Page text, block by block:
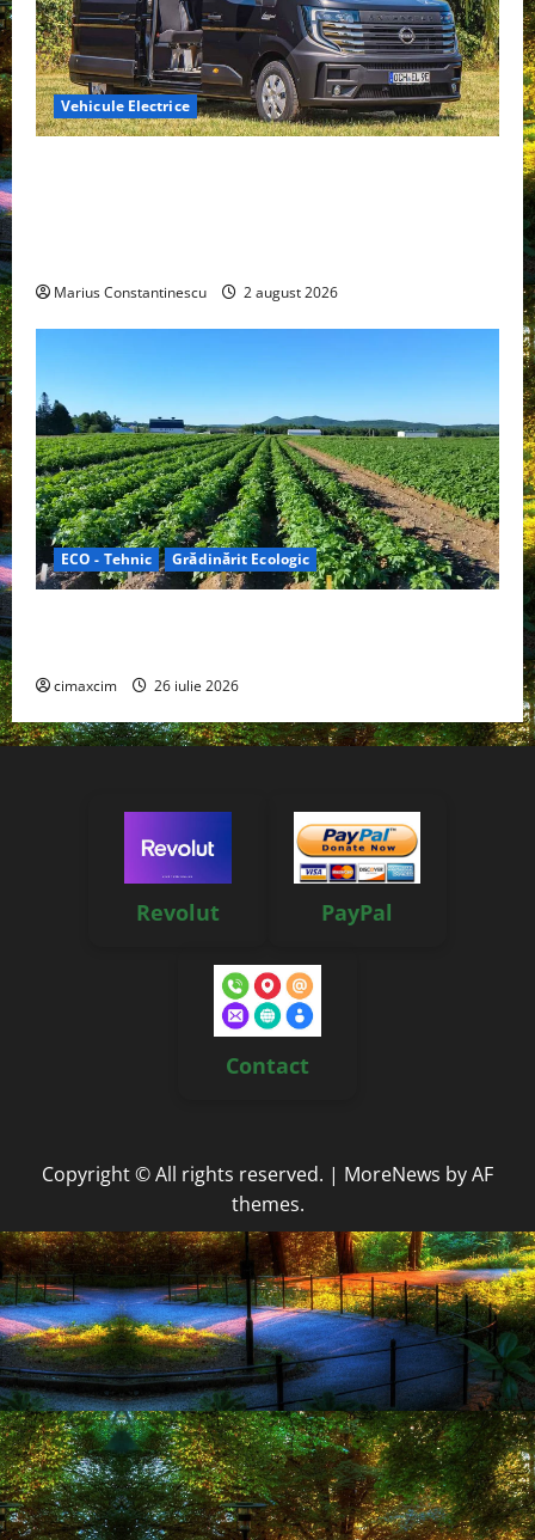
Vehicule Electrice
Marius Constantinescu 2 august 2026
ECO - Tehnic Grădinărit Ecologic
cimaxcim 26 iulie 2026
Revolut PayPal
Contact
Copyright © All rights reserved. | MoreNews by AF
themes.